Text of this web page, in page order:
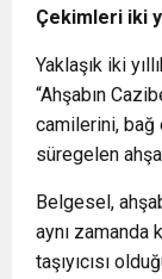
Çekimleri iki
Yaklaşık iki
“Ahşabın
camilerini, bağ
süregelen
Belgesel,
aynı
taşıyıcısı